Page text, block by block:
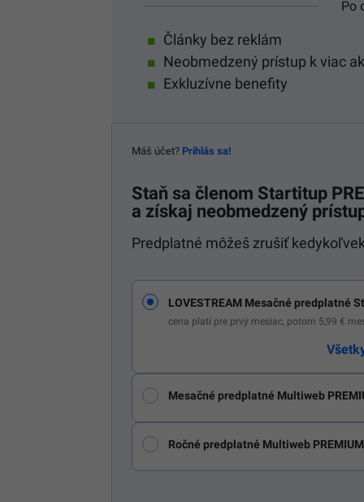
Po
Články bez reklám
Neobmedzený prístup k viac
Exkluzívne benefity
Máš účet? Prihlás sa!
Staň sa členom Startitup
a získaj neobmedzený
Predplatné môžeš zrušiť
LOVESTREAM Mesačné predplatné
cena platí pre prvý mesiac, potom 5,99 €
Mesačné predplatné Multiweb
Ročné predplatné Multiweb